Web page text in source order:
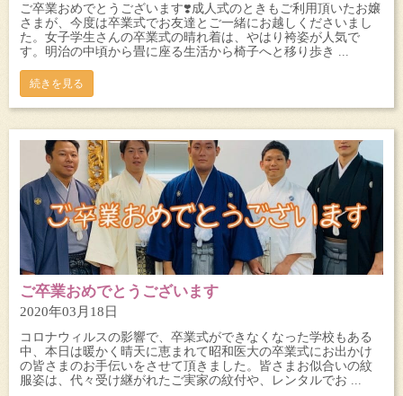
ご卒業おめでとうございます❣️成人式のときもご利用頂いたお嬢
さまが、今度は卒業式でお友達とご一緒にお越しくださいまし
た。女子学生さんの卒業式の晴れ着は、やはり袴姿が人気で
す。明治の中頃から畳に座る生活から椅子へと移り歩き ...
続きを見る
ご卒業おめでとうございます
2020年03月18日
コロナウィルスの影響で、卒業式ができなくなった学校もある
中、本日は暖かく晴天に恵まれて昭和医大の卒業式にお出かけ
の皆さまのお手伝いをさせて頂きました。皆さまお似合いの紋
服姿は、代々受け継がれたご実家の紋付や、レンタルでお ...